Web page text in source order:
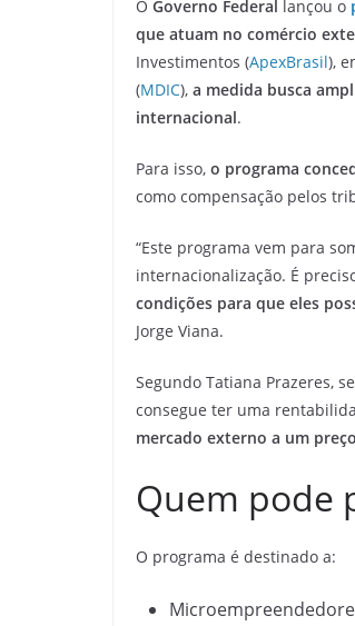
o
o
k
m
O Governo Federal lançou o
que atuam no comércio
Investimentos (ApexBrasil),
(MDIC), a medida busca
internacional.
Para isso, o programa
como compensação pelos
“Este programa vem para
internacionalização. É
condições para que eles
Jorge Viana.
Segundo Tatiana Prazeres,
consegue ter uma
mercado externo a um
Quem pode
O programa é destinado a: